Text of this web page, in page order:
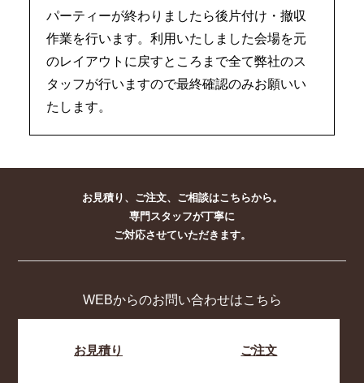
パーティーが終わりましたら後片付け・撤収
作業を行います。利用いたしました会場を元
のレイアウトに戻すところまで全て弊社のス
タッフが行いますので最終確認のみお願いい
たします。
お見積り、ご注文、ご相談はこちらから。
専門スタッフが丁寧に
ご対応させていただきます。
WEBからのお問い合わせはこちら
お見積り ご注文